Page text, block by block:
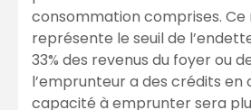
consommation comprises.
représente le seuil de
33% des revenus du foyer ou
l’emprunteur a des crédits en
capacité à emprunter sera